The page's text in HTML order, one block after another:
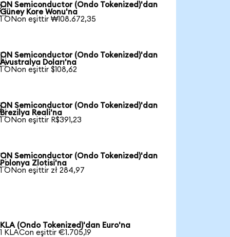
ON Semiconductor (Ondo Tokenized)'dan
Güney Kore Wonu'na
1 ONon eşittir ₩108.672,35
ON Semiconductor (Ondo Tokenized)'dan
Avustralya Doları'na
1 ONon eşittir $108,62
ON Semiconductor (Ondo Tokenized)'dan
Brezilya Reali'na
1 ONon eşittir R$391,23
ON Semiconductor (Ondo Tokenized)'dan
Polonya Zlotisi'na
1 ONon eşittir zł 284,97
KLA (Ondo Tokenized)'dan Euro'na
1 KLACon eşittir €1.705,19